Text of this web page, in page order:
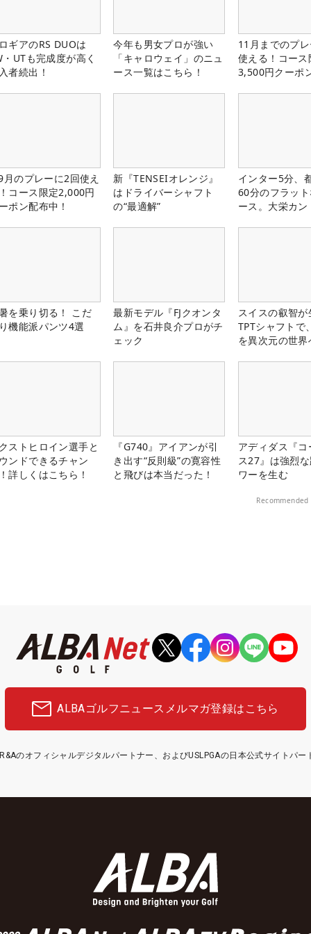
ギアのRS DUOは
・UTも完成度が高く
者続出！
今年も男女プロが強い
「キャロウェイ」のニュ
ース一覧はこちら！
11月までのプ
使える！コース
3,500円クーポ
月のプレーに2回使え
コース限定2,000円
ポン配布中！
新『TENSEIオレンジ』
はドライバーシャフト
の“最適解”
インター5分、
60分のフラッ
ース。大栄カ
を乗り切る！ こだ
機能派パンツ4選
最新モデル『FJクオンタ
ム』を石井良介プロがチ
ェック
スイスの叡智
TPTシャフトで
を異次元の世界
ストヒロイン選手と
ンドできるチャン
詳しくはこちら！
『G740』アイアンが引
き出す“反則級”の寛容性
と飛びは本当だった！
アディダス『
ス27』は強烈
ワーを生む
Recommended
ALBAゴルフニュース メルマガ登録はこちら
のオフィシャルデジタルパートナー、およびUSLPGAの日本公式サイトパー